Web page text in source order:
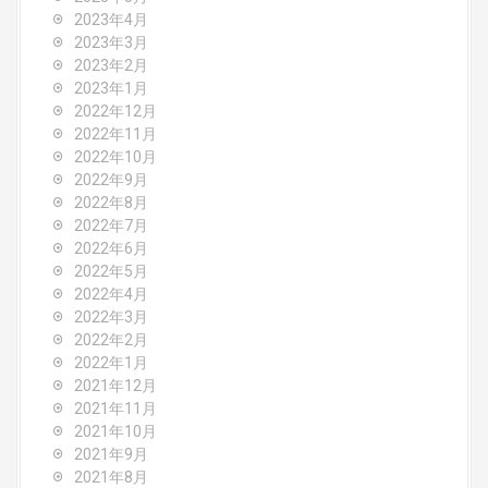
2023年4月
2023年3月
2023年2月
2023年1月
2022年12月
2022年11月
2022年10月
2022年9月
2022年8月
2022年7月
2022年6月
2022年5月
2022年4月
2022年3月
2022年2月
2022年1月
2021年12月
2021年11月
2021年10月
2021年9月
2021年8月